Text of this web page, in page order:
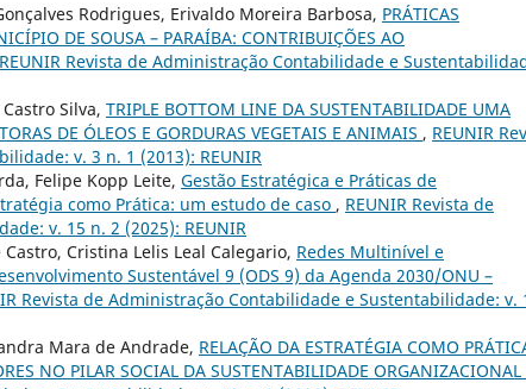
Rodrigues, Erivaldo Moreira Barbosa, PRÁTICAS
DE SOUSA – PARAÍBA: CONTRIBUIÇÕES AO
REUNIR Revista de Administração Contabilidade e
Silva, TRIPLE BOTTOM LINE DA SUSTENTABILIDADE UMA
DE ÓLEOS E GORDURAS VEGETAIS E ANIMAIS , REUNIR
v. 3 n. 1 (2013): REUNIR
Felipe Kopp Leite, Gestão Estratégica e Práticas de
como Prática: um estudo de caso , REUNIR Revista de
v. 15 n. 2 (2025): REUNIR
Cristina Lelis Leal Calegario, Redes Multinível e
Sustentável 9 (ODS 9) da Agenda 2030/ONU –
Revista de Administração Contabilidade e Sustentabilidade: v.
Mara de Andrade, RELAÇÃO DA ESTRATÉGIA COMO
NO PILAR SOCIAL DA SUSTENTABILIDADE ORGANIZACIONAL